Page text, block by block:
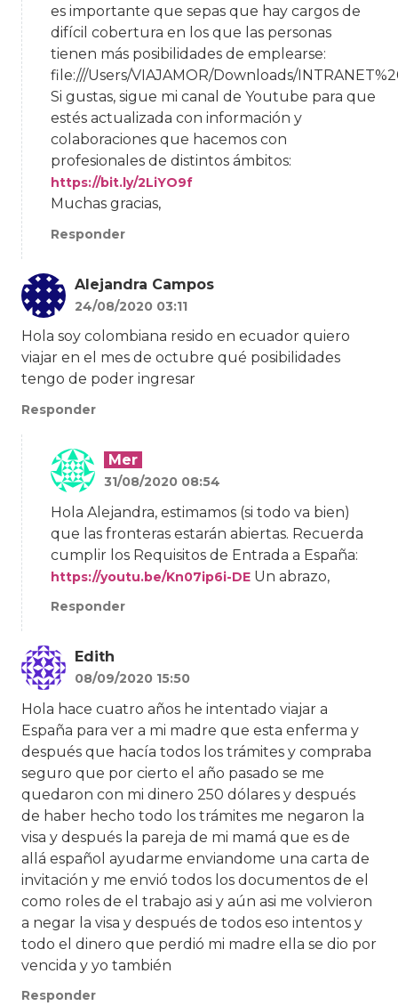
es importante que sepas que hay cargos de
difícil cobertura en los que las personas
tienen más posibilidades de emplearse:
file:///Users/VIAJAMOR/Downloads/
Si gustas, sigue mi canal de Youtube para que
estés actualizada con información y
colaboraciones que hacemos con
profesionales de distintos ámbitos:
https://bit.ly/2LiYO9f
Muchas gracias,
Responder
Alejandra Campos
24/08/2020 03:11
Hola soy colombiana resido en ecuador quiero
viajar en el mes de octubre qué posibilidades
tengo de poder ingresar
Responder
Mer
31/08/2020 08:54
Hola Alejandra, estimamos (si todo va bien)
que las fronteras estarán abiertas. Recuerda
cumplir los Requisitos de Entrada a España:
https://youtu.be/Kn07ip6i-DE Un abrazo,
Responder
Edith
08/09/2020 15:50
Hola hace cuatro años he intentado viajar a
España para ver a mi madre que esta enferma y
después que hacía todos los trámites y compraba
seguro que por cierto el año pasado se me
quedaron con mi dinero 250 dólares y después
de haber hecho todo los trámites me negaron la
visa y después la pareja de mi mamá que es de
allá español ayudarme enviandome una carta de
invitación y me envió todos los documentos de el
como roles de el trabajo asi y aún asi me volvieron
a negar la visa y después de todos eso intentos y
todo el dinero que perdió mi madre ella se dio por
vencida y yo también
Responder